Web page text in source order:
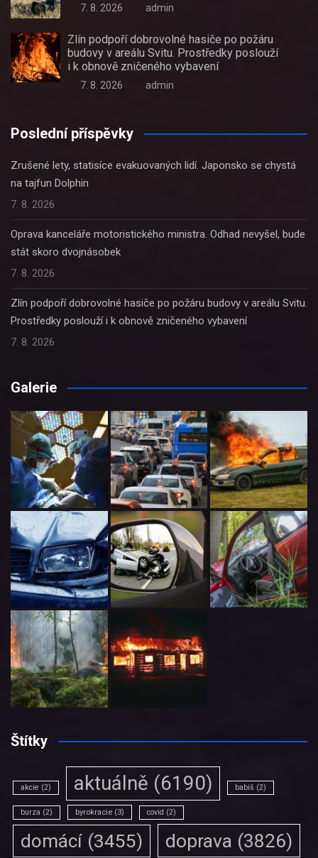
7. 8. 2026 admin
Zlín podpoří dobrovolné hasiče po požáru
budovy v areálu Svitu. Prostředky poslouží
i k obnově zničeného vybavení
7. 8. 2026 admin
Poslední příspěvky
Zrušené lety, statisíce evakuovaných lidí. Japonsko se chystá
na tajfun Dolphin
7. 8. 2026
Oprava kanceláře motoristického ministra. Odhad nevyšel, bude
stát skoro dvojnásobek
7. 8. 2026
Zlín podpoří dobrovolné hasiče po požáru budovy v areálu Svitu.
Prostředky poslouží i k obnově zničeného vybavení
7. 8. 2026
Galerie
Štítky
akcie (2) aktuálně (6190) babiš (2)
burza (2) byrokracie (3) covid (2)
domácí (3455) doprava (3826)